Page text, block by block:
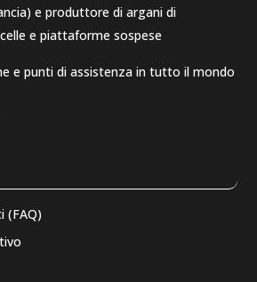
e produttore di argani di
e piattaforme sospese
e punti di assistenza in tutto il mondo
(FAQ)